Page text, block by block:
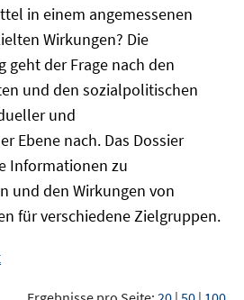
in einem angemessenen
Wirkungen? Die
geht der Frage nach den
und den sozialpolitischen
und
Ebene nach. Das Dossier
Informationen zu
und den Wirkungen von
für verschiedene Zielgruppen.